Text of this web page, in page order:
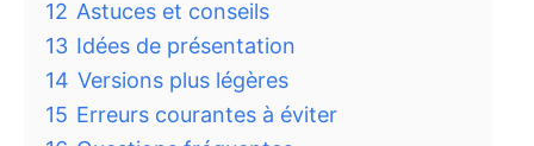
12 Astuces et conseils
13 Idées de présentation
14 Versions plus légères
15 Erreurs courantes à éviter